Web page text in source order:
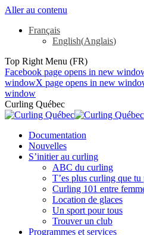
Aller au contenu
Français
English(Anglais)
Top Right Menu (FR)
Facebook page opens in new
windowX page opens in new
window
Curling Québec
Documentation
Nouvelles
S’initier au curling
ABC du curling
T’es plus curling que tu
Curling 101 entre
Location de glaces
Un sport pour tous
Trouver un club
Programmes et services